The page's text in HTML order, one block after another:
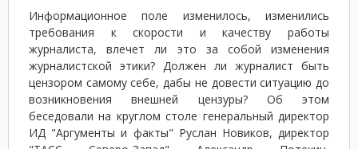
Информационное поле изменилось, изменились
требования к скорости и качеству работы
журналиста, влечет ли это за собой изменения
журналистской этики? Должен ли журналист быть
цензором самому себе, дабы не довести ситуацию до
возникновения внешней цензуры? Об этом
беседовали на круглом столе генеральный директор
ИД "Аргументы и факты" Руслан Новиков, директор